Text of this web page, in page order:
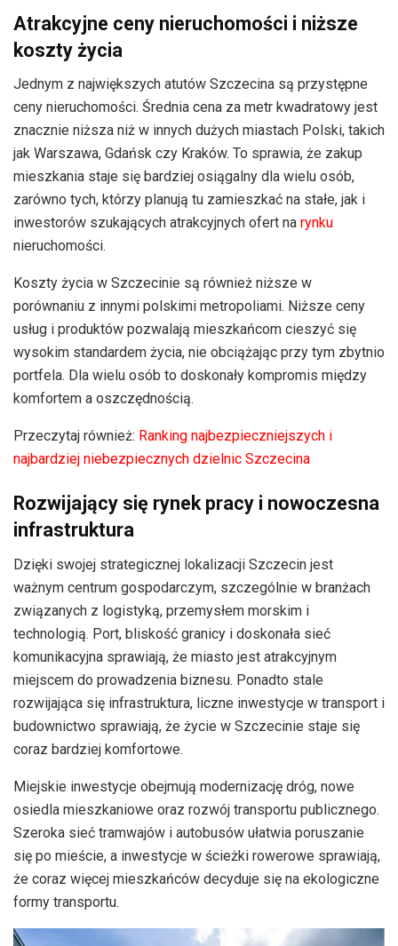
Atrakcyjne ceny nieruchomości i niższe
koszty życia
Jednym z największych atutów Szczecina są przystępne
ceny nieruchomości. Średnia cena za metr kwadratowy jest
znacznie niższa niż w innych dużych miastach Polski, takich
jak Warszawa, Gdańsk czy Kraków. To sprawia, że zakup
mieszkania staje się bardziej osiągalny dla wielu osób,
zarówno tych, którzy planują tu zamieszkać na stałe, jak i
inwestorów szukających atrakcyjnych ofert na rynku
nieruchomości.
Koszty życia w Szczecinie są również niższe w
porównaniu z innymi polskimi metropoliami. Niższe ceny
usług i produktów pozwalają mieszkańcom cieszyć się
wysokim standardem życia, nie obciążając przy tym zbytnio
portfela. Dla wielu osób to doskonały kompromis między
komfortem a oszczędnością.
Przeczytaj również: Ranking najbezpieczniejszych i
najbardziej niebezpiecznych dzielnic Szczecina
Rozwijający się rynek pracy i nowoczesna
infrastruktura
Dzięki swojej strategicznej lokalizacji Szczecin jest
ważnym centrum gospodarczym, szczególnie w branżach
związanych z logistyką, przemysłem morskim i
technologią. Port, bliskość granicy i doskonała sieć
komunikacyjna sprawiają, że miasto jest atrakcyjnym
miejscem do prowadzenia biznesu. Ponadto stale
rozwijająca się infrastruktura, liczne inwestycje w transport i
budownictwo sprawiają, że życie w Szczecinie staje się
coraz bardziej komfortowe.
Miejskie inwestycje obejmują modernizację dróg, nowe
osiedla mieszkaniowe oraz rozwój transportu publicznego.
Szeroka sieć tramwajów i autobusów ułatwia poruszanie
się po mieście, a inwestycje w ścieżki rowerowe sprawiają,
że coraz więcej mieszkańców decyduje się na ekologiczne
formy transportu.